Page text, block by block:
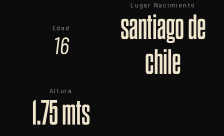
Edad
16
Lugar Nacimiento
santiago de
chile
Altura
1.75 mts